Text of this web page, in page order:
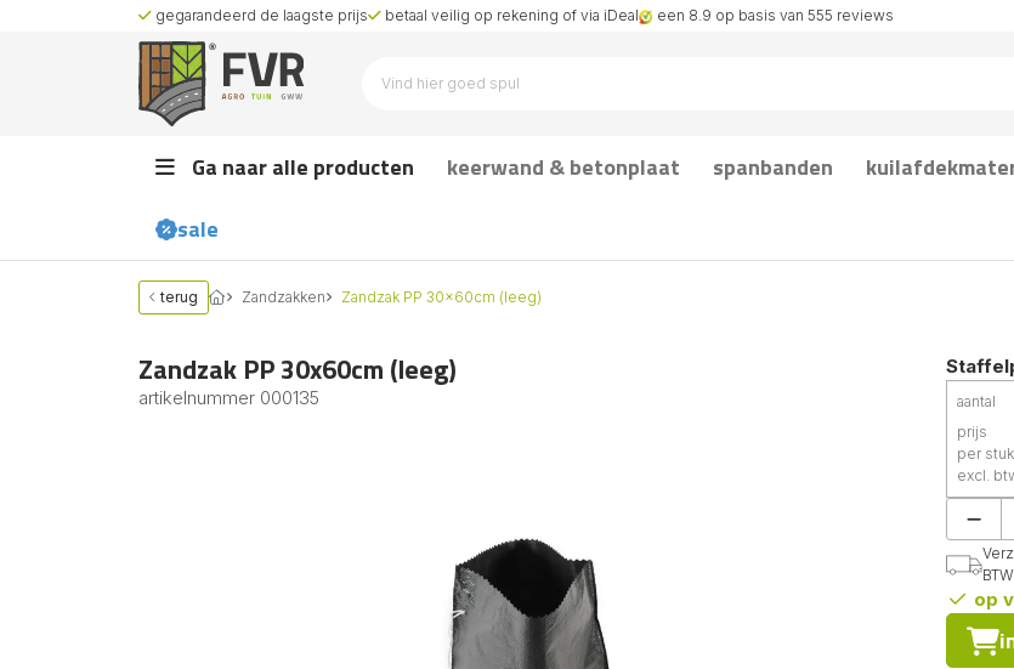
gegarandeerd de laagste prijs betaal veilig op rekening of via iDeal een 8.9 op basis van 555 reviews
Ga naar alle producten keerwand & betonplaat spanbanden
sale
terug Zandzakken Zandzak PP 30x60cm (leeg)
Zandzak PP 30x60cm (leeg)
artikelnummer 000135
aantal
prijs
per stuk
excl.
op